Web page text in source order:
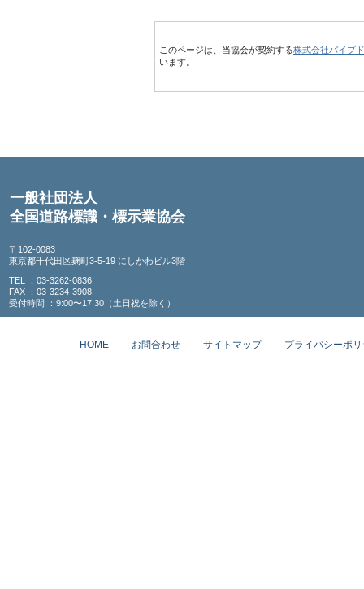
このページは、当協会が契約する株式会社パイプ
います。
一般社団法人
全国道路標識・標示業協会
〒102-0083
東京都千代田区麹町3-5-19 にしかわビル3階
TEL ：03-3262-0836
FAX ：03-3234-3908
受付時間 ：9:00〜17:30（土日祝を除く）
HOME お問合わせ サイトマップ プライバシーポ